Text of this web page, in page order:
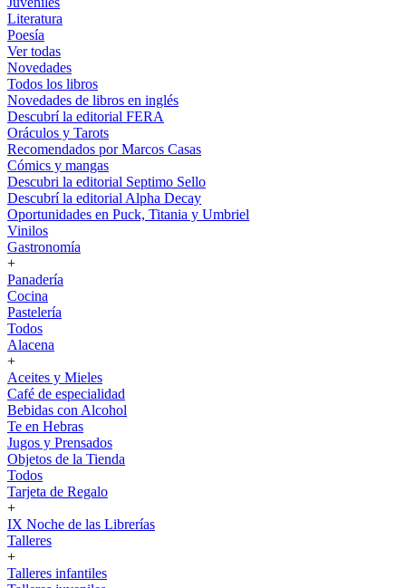
Literatura
Poesía
Ver todas
Novedades
Todos los libros
Novedades de libros en inglés
Descubrí la editorial FERA
Oráculos y Tarots
Recomendados por Marcos Casas
Cómics y mangas
Descubri la editorial Septimo Sello
Descubrí la editorial Alpha Decay
Oportunidades en Puck, Titania y Umbriel
Vinilos
Gastronomía
+
Panadería
Cocina
Pastelería
Todos
Alacena
+
Aceites y Mieles
Café de especialidad
Bebidas con Alcohol
Te en Hebras
Jugos y Prensados
Objetos de la Tienda
Todos
Tarjeta de Regalo
+
IX Noche de las Librerías
Talleres
+
Talleres infantiles